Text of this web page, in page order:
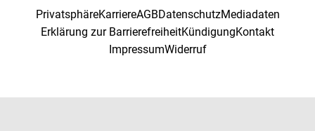
PrivatsphäreKarriereAGBDatenschutzMediadaten
Erklärung zur BarrierefreiheitKündigungKontakt
ImpressumWiderruf